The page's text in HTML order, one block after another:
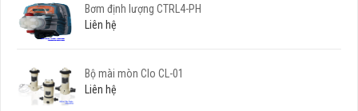
Bơm định lượng CTRL4-PH
Liên hệ
Bộ mài mòn Clo CL-01
Liên hệ